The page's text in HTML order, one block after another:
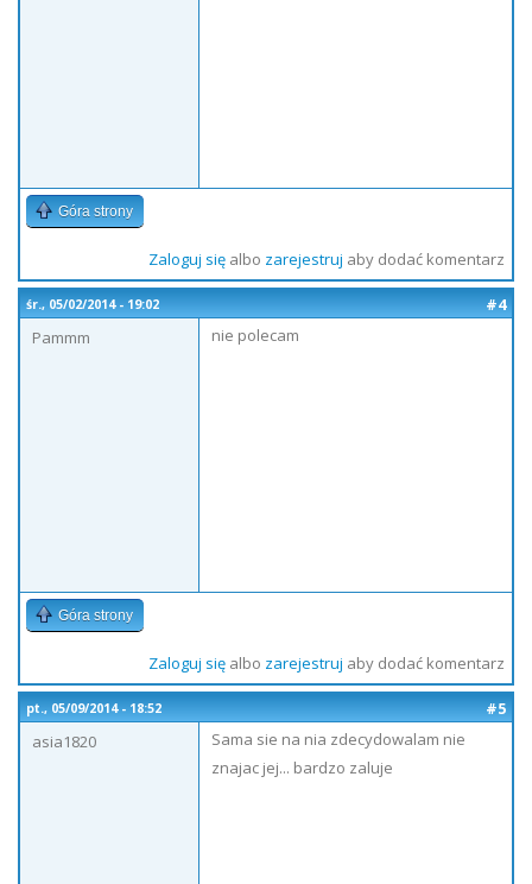
Góra strony
Zaloguj sięalbo zarejestruj aby dodać komentarz
śr., 05/02/2014 - 19:02
#4
Pammm
nie polecam
Góra strony
Zaloguj sięalbo zarejestruj aby dodać komentarz
pt., 05/09/2014 - 18:52
#5
asia1820
Sama sie na nia zdecydowalam nie
znajac jej... bardzo zaluje